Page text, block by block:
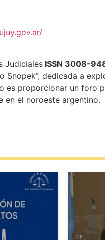
Judiciales ISSN 3008-
Snopek”, dedicada a
es proporcionar un foro
en el noroeste argentino.